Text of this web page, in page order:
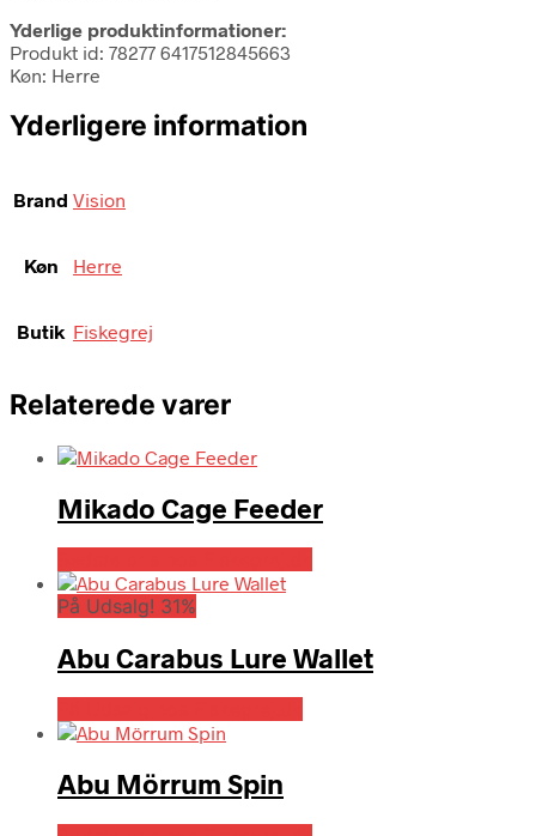
Yderlige produktinformationer:
Produkt id: 78277 6417512845663
Køn: Herre
Yderligere information
Brand Vision
Køn Herre
Butik Fiskegrej
Relaterede varer
Mikado Cage Feeder
På Udsalg! 31%
Abu Carabus Lure Wallet
Abu Mörrum Spin